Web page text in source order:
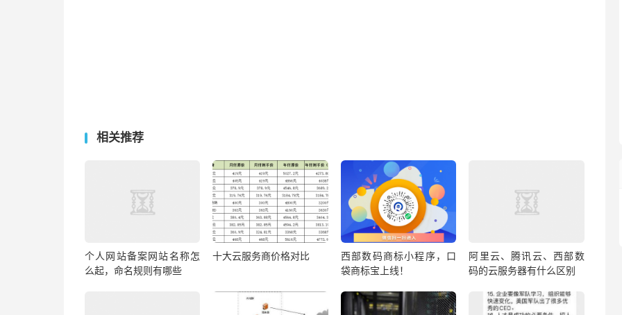
相关推荐
个人网站备案网站名称怎
么起，命名规则有哪些
十大云服务商价格对比
西部数码商标小程序，口
袋商标宝上线！
阿里云、腾讯云、西部数
码的云服务器有什么区别